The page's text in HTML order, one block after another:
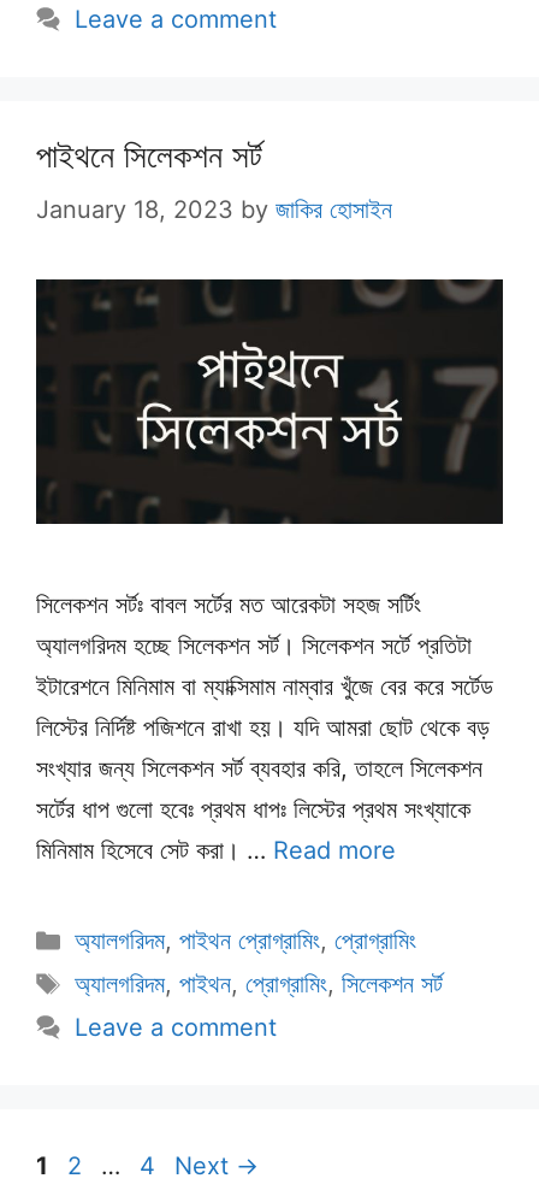
Leave a comment
পাইথনে সিলেকশন সর্ট
January 18, 2023 by জাকির হোসাইন
সিলেকশন সর্টঃ বাবল সর্টের মত আরেকটা সহজ সর্টিং
অ্যালগরিদম হচ্ছে সিলেকশন সর্ট। সিলেকশন সর্টে প্রতিটা
ইটারেশনে মিনিমাম বা ম্যাক্সিমাম নাম্বার খুঁজে বের করে সর্টেড
লিস্টের নির্দিষ্ট পজিশনে রাখা হয়। যদি আমরা ছোট থেকে বড়
সংখ্যার জন্য সিলেকশন সর্ট ব্যবহার করি, তাহলে সিলেকশন
সর্টের ধাপ গুলো হবেঃ প্রথম ধাপঃ লিস্টের প্রথম সংখ্যাকে
মিনিমাম হিসেবে সেট করা। … Read more
Categories
অ্যালগরিদম, পাইথন প্রোগ্রামিং, প্রোগ্রামিং
Tags
অ্যালগরিদম, পাইথন, প্রোগ্রামিং, সিলেকশন সর্ট
Leave a comment
Page
1 Page
2 … Page
4 Next →